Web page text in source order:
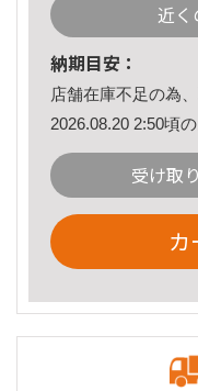
近く
納期目安：
店舗在庫不足の為
2026.08.20 2:50頃
受け取
カ